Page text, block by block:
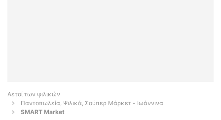
Αετοί των ψιλικών
Παντοπωλεία, Ψιλικά, Σούπερ Μάρκετ - Ιωάννινα
SMART Market